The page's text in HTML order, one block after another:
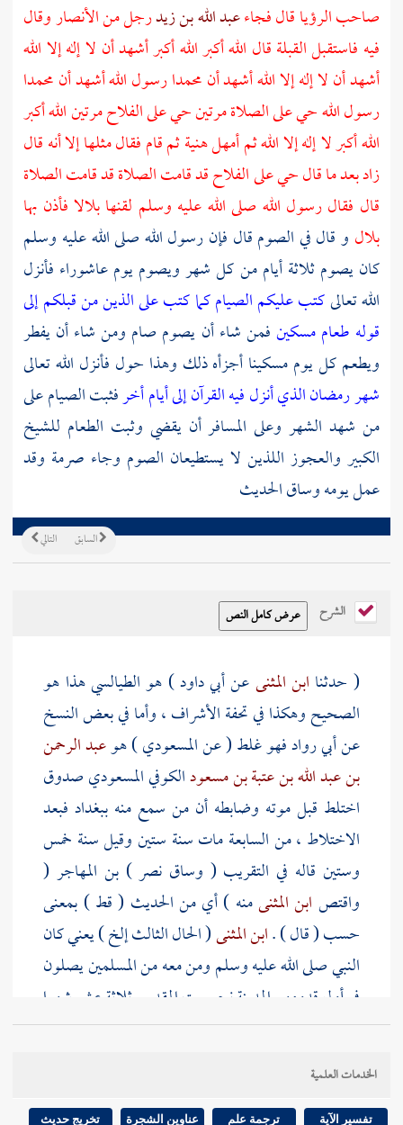
صاحب الرؤيا قال فجاءعبد الله بن زيدرجل منالأنصاروقال
فيه فاستقبل القبلة قال الله أكبر الله أكبر أشهد أن لا إله إلا الله
أشهد أن لا إله إلا الله أشهد أن محمدا رسول الله أشهد أن محمدا
رسول الله حي على الصلاة مرتين حي على الفلاح مرتين الله أكبر
الله أكبر لا إله إلا الله ثم أمهل هنية ثم قام فقال مثلها إلا أنه قال
زاد بعد ما قال حي على الفلاح قد قامت الصلاة قد قامت الصلاة
قال فقال رسول الله صلى الله عليه وسلم لقنهابلالافأذن بها
بلال و قال في الصوم قال فإن رسول الله صلى الله عليه وسلم
كان يصوم ثلاثة أيام من كل شهر ويصوم يوم عاشوراء فأنزل
الله تعالىكتب عليكم الصيام كما كتب على الذين من قبلكم إلى
قوله طعام مسكينفمن شاء أن يصوم صام ومن شاء أن يفطر
ويطعم كل يوم مسكينا أجزأه ذلك وهذا حول فأنزل الله تعالى
شهر رمضان الذي أنزل فيه القرآن إلى أيام أخرفثبت الصيام على
من شهد الشهر وعلى المسافر أن يقضي وثبت الطعام للشيخ
الكبير والعجوز اللذين لا يستطيعان الصوم وجاء صرمة وقد
عمل يومه وساق الحديث
التالي السابق
الشرح
( حدثنا ابن المثنىعنأبي داود) هو الطيالسي هذا هو
الصحيح وهكذا في تحفة الأشراف ، وأما في بعض النسخ
عنأبي روادفهو غلط ( عنالمسعودي) هوعبد الرحمن
بن عبد الله بن عتبة بن مسعودالكوفي المسعودي صدوق
اختلط قبل موته وضابطه أن من سمع منه ببغداد فبعد
الاختلاط ، من السابعة مات سنة ستين وقيل سنة خمس
وستين قاله في التقريب ( وساق نصر) بن المهاجر (
واقتص ابن المثنىمنه ) أي من الحديث ( قط ) بمعنى
حسب ( قال ) .ابن المثنى( الحال الثالث إلخ ) يعني كان
النبي صلى الله عليه وسلم ومن معه من المسلمين يصلون
في أول قدومهم المدينةنحو بيت المقدسثلاثة عشر شهرا
لموافقةيهودالمدينةويقصدونبيت المقدس، وفي رواية
لأحمدعن
أحيلت الصلاة ثلاثة أحوال وأحيل الصيام ثلاثة أحوال ،الخدمات العلمية
تفسير الآية ترجمة علم عناوين الشجرة تخريج حديث